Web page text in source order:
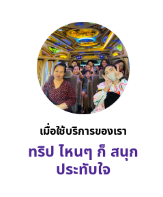
เมื่อใช้บริการของเรา
ทริป ไหนๆ ก็ สนุก
ประทับใจ